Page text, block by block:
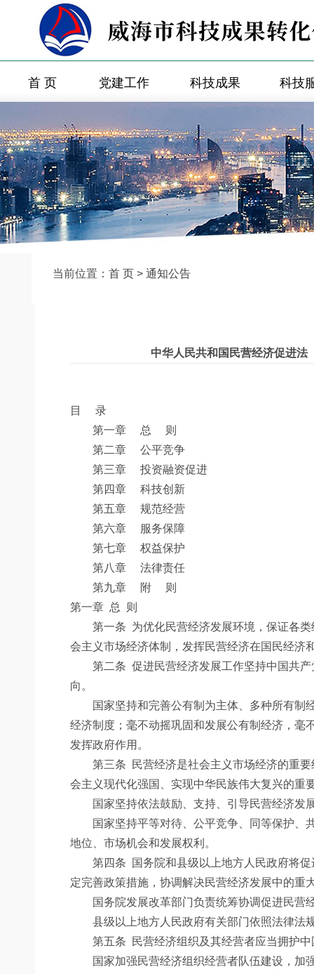
首 页 党建工作 科技成果 科技
当前位置： 首 页 > 通知公告
中华人民共和国民营经济促进法
目 录
第一章 总 则
第二章 公平竞争
第三章 投资融资促进
第四章 科技创新
第五章 规范经营
第六章 服务保障
第七章 权益保护
第八章 法律责任
第九章 附 则
第一章 总 则
第一条 为优化民营经济发展环境，保证各
会主义市场经济体制，发挥民营经济在国民经济
第二条 促进民营经济发展工作坚持中国共
向。
国家坚持和完善公有制为主体、多种所有制经
经济制度；毫不动摇巩固和发展公有制经济，毫
发挥政府作用。
第三条 民营经济是社会主义市场经济的重
会主义现代化强国、实现中华民族伟大复兴的重
国家坚持依法鼓励、支持、引导民营经济发
国家坚持平等对待、公平竞争、同等保护、共
地位、市场机会和发展权利。
第四条 国务院和县级以上地方人民政府将
定完善政策措施，协调解决民营经济发展中的重
国务院发展改革部门负责统筹协调促进民营经
县级以上地方人民政府有关部门依照法律法
第五条 民营经济组织及其经营者应当拥护
国家加强民营经济组织经营者队伍建设，加强